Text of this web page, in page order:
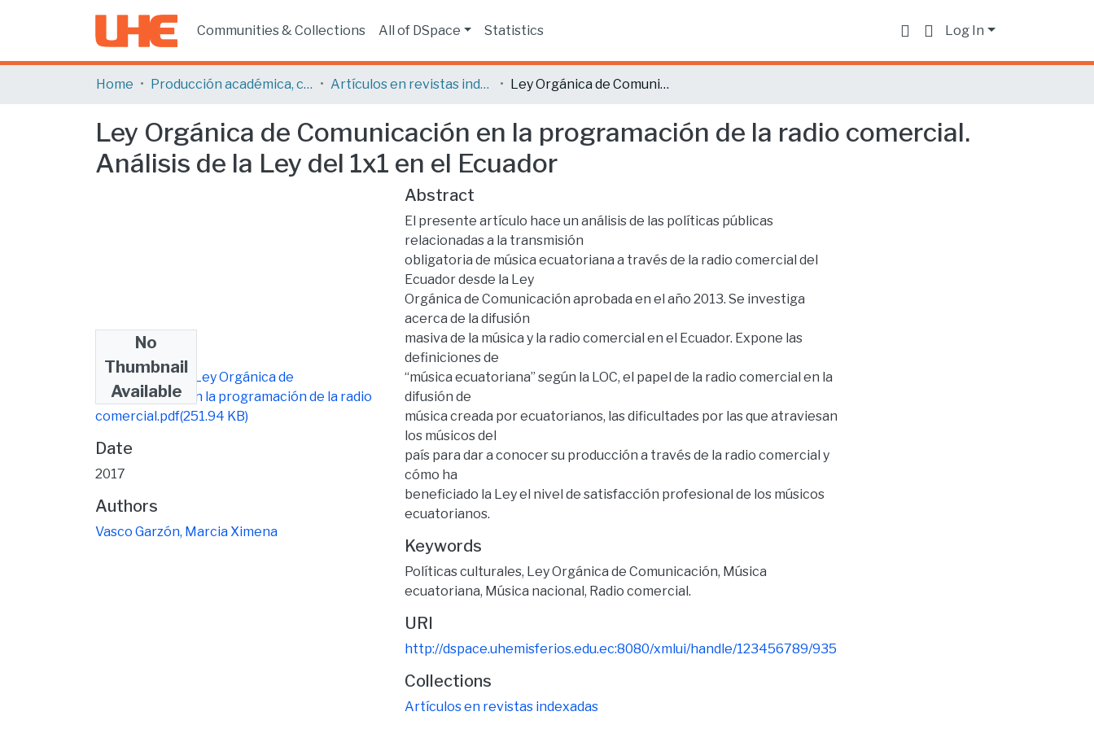
Communities & Collections All of DSpace Statistics Log In
Home Producción académica, científica y artística Artículos en revistas indexadas Ley Orgánica de Comunicación en la programación de la radio comercial. Análisis de la Ley del 1x1 en el Ecuador
Ley Orgánica de Comunicación en la programación de la radio comercial.
Análisis de la Ley del 1x1 en el Ecuador
No
Thumbnail
Available
PUB ARTICULO Ley Orgánica de
Comunicación en la programación de la radio
comercial.pdf(251.94 KB)
Date
2017
Authors
Vasco Garzón, Marcia Ximena
Abstract
El presente artículo hace un análisis de las políticas públicas
relacionadas a la transmisión
obligatoria de música ecuatoriana a través de la radio comercial del
Ecuador desde la Ley
Orgánica de Comunicación aprobada en el año 2013. Se investiga
acerca de la difusión
masiva de la música y la radio comercial en el Ecuador. Expone las
definiciones de
“música ecuatoriana” según la LOC, el papel de la radio comercial en la
difusión de
música creada por ecuatorianos, las dificultades por las que atraviesan
los músicos del
país para dar a conocer su producción a través de la radio comercial y
cómo ha
beneficiado la Ley el nivel de satisfacción profesional de los músicos
ecuatorianos.
Keywords
Políticas culturales, Ley Orgánica de Comunicación, Música
ecuatoriana, Música nacional, Radio comercial.
URI
http://dspace.uhemisferios.edu.ec:8080/xmlui/handle/123456789/935
Collections
Artículos en revistas indexadas